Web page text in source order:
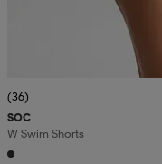
(36)
SOC
W Swim Shorts